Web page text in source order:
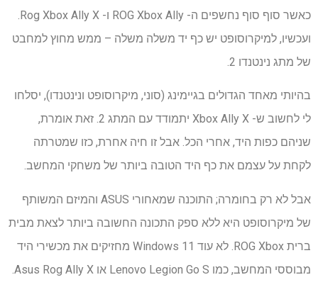
ועכשיו, למיקרוסופט יש כף יד משלה משלה – ממש מחוץ למחבט
של מתג נינטנדו 2.
בהיותי מאחד הגדולים בגיימינג (סוני, מיקרוסופט ונינטנדו), יסלחו
לי לחשוב ש- Xbox Ally X יתמודד עם המתג 2. זאת אומרת,
שניהם כפות היד, אחרי הכל. אבל זו חיה אחרת, כזו שמטרתה
לקחת על עצמם את כף היד הטובה ביותר של משחקי המחשב.
אבל לא רק בחומרה; התוכנה שמאחורי ASUS והמיזם המשותף
של מיקרוסופט היא ללא ספק התכונה החשובה ביותר לצאת מבית
ברית ROG Xbox. לא עוד Windows 11 מחזיקים את מכשירי היד